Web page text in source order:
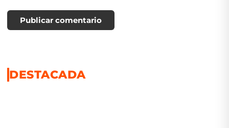
Publicar comentario
DESTACADA